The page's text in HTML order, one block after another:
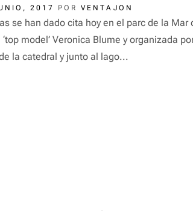
2017 POR VENTAJON
se han dado cita hoy en el parc de la
model’ Veronica Blume y organizada
la catedral y junto al lago...